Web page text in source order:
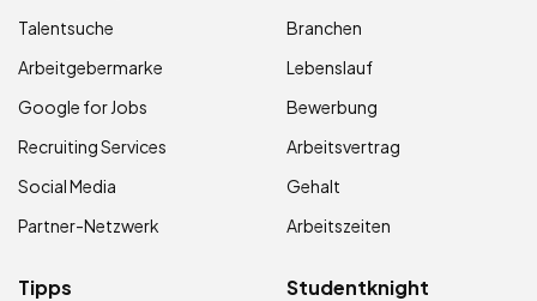
Talentsuche
Arbeitgebermarke
Google for Jobs
Recruiting Services
Social Media
Partner-Netzwerk
Branchen
Lebenslauf
Bewerbung
Arbeitsvertrag
Gehalt
Arbeitszeiten
Tipps Studentknight